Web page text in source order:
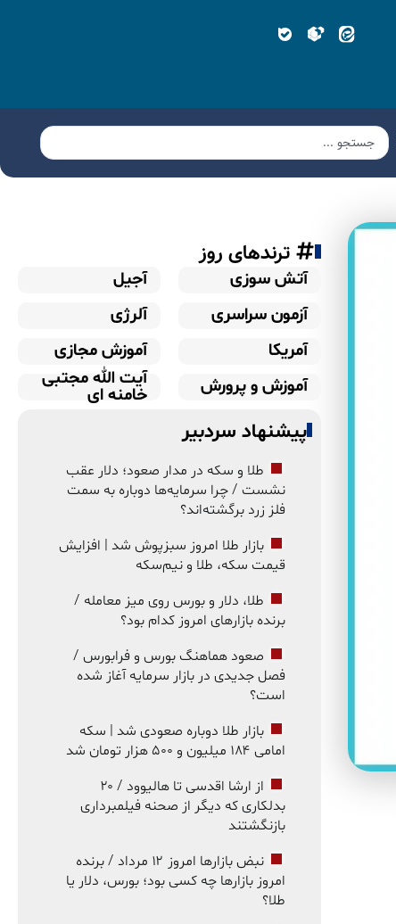
ترندهای روز
آتش سوزی
آجیل
آزمون سراسری
آلرژی
آمریکا
آموزش مجازی
آموزش و پرورش
آیت الله مجتبی
خامنه ای
پیشنهاد سردبیر
طلا و سکه در مدار صعود؛ دلار عقب
نشست / چرا سرمایه‌ها دوباره به سمت
فلز زرد برگشته‌اند؟
بازار طلا امروز سبزپوش شد | افزایش
قیمت سکه، طلا و نیم‌سکه
طلا، دلار و بورس روی میز معامله /
برنده بازارهای امروز کدام بود؟
صعود هماهنگ بورس و فرابورس /
فصل جدیدی در بازار سرمایه آغاز شده
است؟
بازار طلا دوباره صعودی شد | سکه
امامی ۱۸۴ میلیون و ۵۰۰ هزار تومان شد
از ارشا اقدسی تا هالیوود / ۲۰
بدلکاری که دیگر از صحنه فیلمبرداری
بازنگشتند
نبض بازارها امروز ۱۲ مرداد / برنده
امروز بازارها چه کسی بود؛ بورس، دلار یا
طلا؟